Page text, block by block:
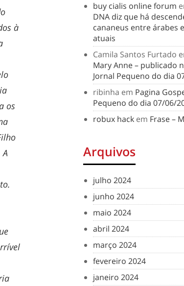
à
os
buy cialis online forum
DNA diz que há
cananeus entre árabes
atuais
Camila Santos Furtado
Mary Anne – publicado
Jornal Pequeno do dia
ribinha em Pagina
Pequeno do dia 07/06/
robux hack em Frase –
Arquivos
julho 2024
junho 2024
maio 2024
abril 2024
março 2024
fevereiro 2024
janeiro 2024